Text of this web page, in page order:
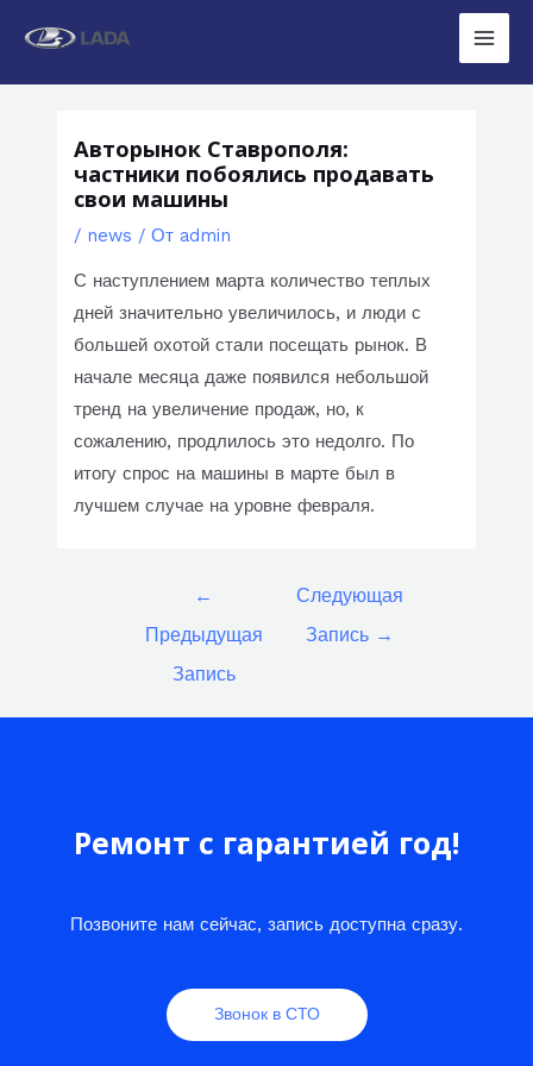
Main
Авторынок Ставрополя:
частники побоялись продавать
свои машины
/ news / От admin
С наступлением марта количество теплых
дней значительно увеличилось, и люди с
большей охотой стали посещать рынок. В
начале месяца даже появился небольшой
тренд на увеличение продаж, но, к
сожалению, продлилось это недолго. По
итогу спрос на машины в марте был в
лучшем случае на уровне февраля.
←
Предыдущая
Запись
Следующая
Запись →
Ремонт с гарантией год!
Позвоните нам сейчас, запись доступна сразу.
Звонок в СТО